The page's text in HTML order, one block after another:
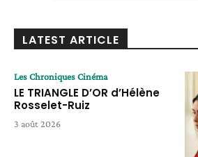
LATEST ARTICLE
Les Chroniques Cinéma
LE TRIANGLE D’OR d’Hélène
Rosselet-Ruiz
3 août 2026